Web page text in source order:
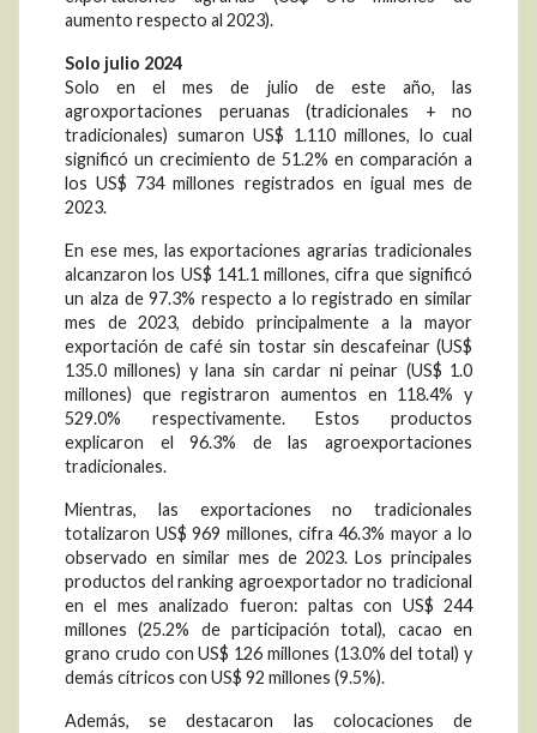
aumento respecto al 2023).
Solo julio 2024
Solo en el mes de julio de este año, las
agroxportaciones peruanas (tradicionales + no
tradicionales) sumaron US$ 1.110 millones, lo cual
significó un crecimiento de 51.2% en comparación a
los US$ 734 millones registrados en igual mes de
2023.
En ese mes, las exportaciones agrarias tradicionales
alcanzaron los US$ 141.1 millones, cifra que significó
un alza de 97.3% respecto a lo registrado en similar
mes de 2023, debido principalmente a la mayor
exportación de café sin tostar sin descafeinar (US$
135.0 millones) y lana sin cardar ni peinar (US$ 1.0
millones) que registraron aumentos en 118.4% y
529.0% respectivamente. Estos productos
explicaron el 96.3% de las agroexportaciones
tradicionales.
Mientras, las exportaciones no tradicionales
totalizaron US$ 969 millones, cifra 46.3% mayor a lo
observado en similar mes de 2023. Los principales
productos del ranking agroexportador no tradicional
en el mes analizado fueron: paltas con US$ 244
millones (25.2% de participación total), cacao en
grano crudo con US$ 126 millones (13.0% del total) y
demás cítricos con US$ 92 millones (9.5%).
Además, se destacaron las colocaciones de